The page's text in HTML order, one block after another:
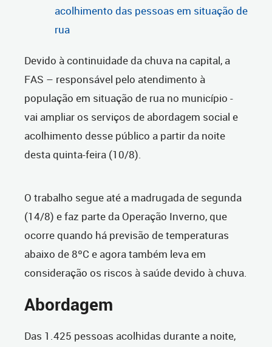
acolhimento das pessoas em situação de
rua
Devido à continuidade da chuva na capital, a
FAS – responsável pelo atendimento à
população em situação de rua no município -
vai ampliar os serviços de abordagem social e
acolhimento desse público a partir da noite
desta quinta-feira (10/8).
O trabalho segue até a madrugada de segunda
(14/8) e faz parte da Operação Inverno, que
ocorre quando há previsão de temperaturas
abaixo de 8ºC e agora também leva em
consideração os riscos à saúde devido à chuva.
Abordagem
Das 1.425 pessoas acolhidas durante a noite,